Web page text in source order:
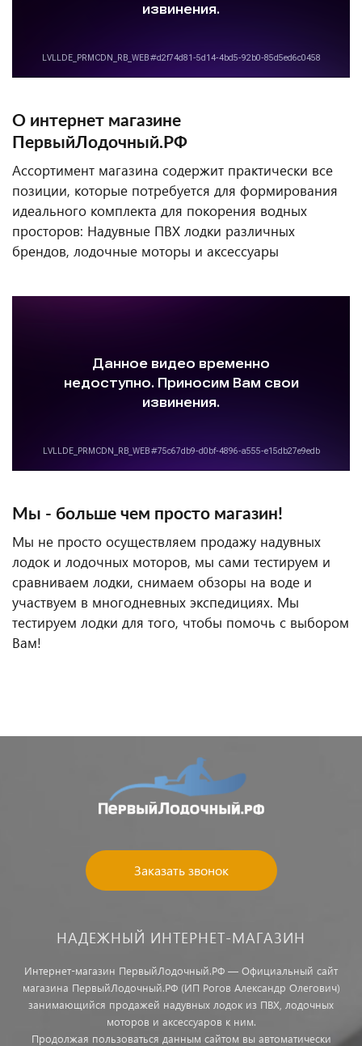
О интернет магазине
ПервыйЛодочный.РФ
Ассортимент магазина содержит практически все
позиции, которые потребуется для формирования
идеального комплекта для покорения водных
просторов: Надувные ПВХ лодки различных
брендов, лодочные моторы и аксессуары
Мы - больше чем просто магазин!
Мы не просто осуществляем продажу надувных
лодок и лодочных моторов, мы сами тестируем и
сравниваем лодки, снимаем обзоры на воде и
участвуем в многодневных экспедициях. Мы
тестируем лодки для того, чтобы помочь с выбором
Вам!
Заказать звонок
НАДЕЖНЫЙ ИНТЕРНЕТ-МАГАЗИН
Интернет-магазин ПервыйЛодочный.РФ — Официальный сайт
магазина ПервыйЛодочный.РФ (ИП Рогов Александр Олегович)
занимающийся продажей надувных лодок из ПВХ, лодочных
моторов и аксессуаров к ним.
Продолжая пользоваться данным сайтом вы автоматически